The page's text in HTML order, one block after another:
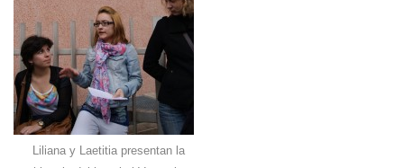
Liliana y Laetitia presentan la